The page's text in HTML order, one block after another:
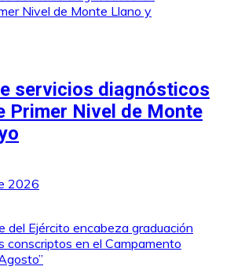
servicios diagnósticos
Primer Nivel de Monte
2026